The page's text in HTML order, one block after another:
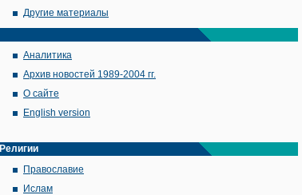
Другие материалы
Аналитика
Архив новостей 1989-2004 гг.
О сайте
English version
Религии
Православие
Ислам